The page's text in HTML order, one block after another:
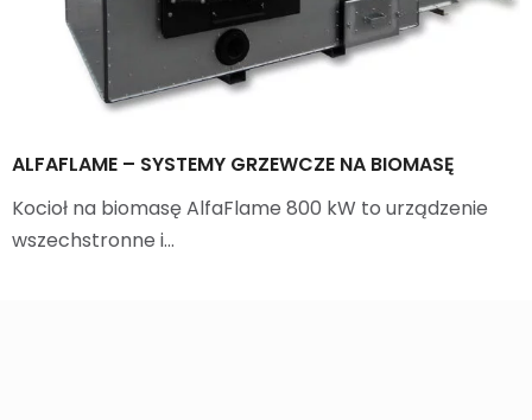
ALFAFLAME – SYSTEMY GRZEWCZE NA BIOMASĘ
Kocioł na biomasę AlfaFlame 800 kW to urządzenie
wszechstronne i…